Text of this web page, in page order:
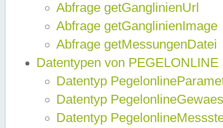
Abfrage getGanglinienUrl
Abfrage getGanglinienImage
Abfrage getMessungenDatei
Datentypen von
Datentyp
Datentyp
Datentyp